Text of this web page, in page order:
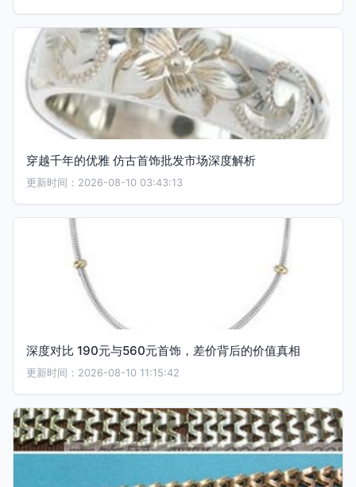
穿越千年的优雅 仿古首饰批发市场深度解析
更新时间：2026-08-10 03:43:13
深度对比 190元与560元首饰，差价背后的价值真相
更新时间：2026-08-10 11:15:42